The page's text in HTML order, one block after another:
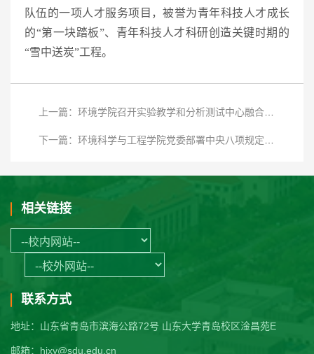
队伍的一项人才服务项目，被誉为青年科技人才成长
的“第一块踏板”、青年科技人才科研创造关键时期的
“雪中送炭”工程。
相关链接
联系方式
地址：山东省青岛市滨海公路72号 山东大学青岛校区淦昌苑E
邮箱：hjxy@sdu.edu.cn